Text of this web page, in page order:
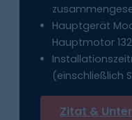
Hauptgerät
Hauptmotor
(einschließlich
Zitat &